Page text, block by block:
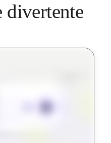
divertente